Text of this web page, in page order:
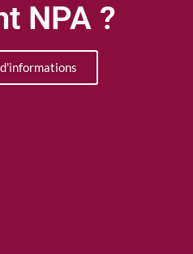
NPA ?